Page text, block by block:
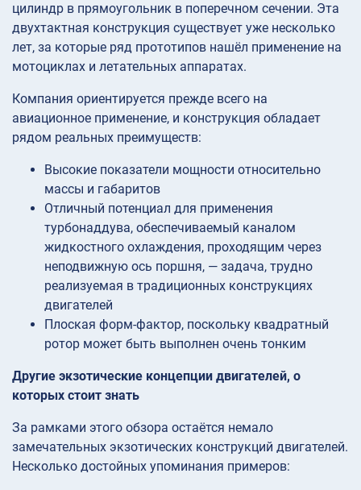
цилиндр в прямоугольник в поперечном сечении. Эта
двухтактная конструкция существует уже несколько
лет, за которые ряд прототипов нашёл применение на
мотоциклах и летательных аппаратах.
Компания ориентируется прежде всего на
авиационное применение, и конструкция обладает
рядом реальных преимуществ:
Высокие показатели мощности относительно
массы и габаритов
Отличный потенциал для применения
турбонаддува, обеспечиваемый каналом
жидкостного охлаждения, проходящим через
неподвижную ось поршня, — задача, трудно
реализуемая в традиционных конструкциях
двигателей
Плоская форм-фактор, поскольку квадратный
ротор может быть выполнен очень тонким
Другие экзотические концепции двигателей, о
которых стоит знать
За рамками этого обзора остаётся немало
замечательных экзотических конструкций двигателей.
Несколько достойных упоминания примеров: